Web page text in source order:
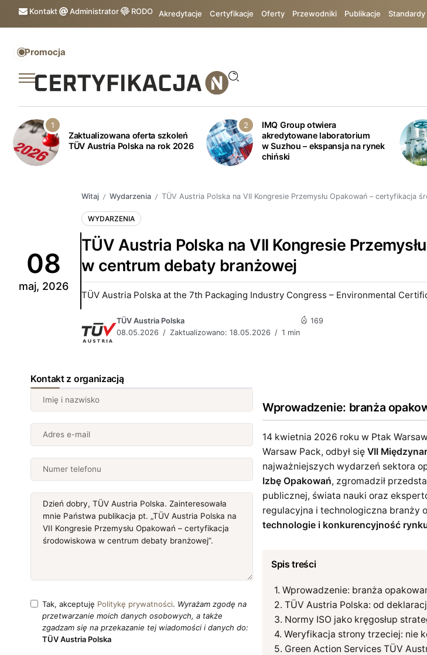
Kontakt Administrator RODO Akredytacje Certyfikacje Oferty Przewodniki Publikacje Standardy
Promocja
Zaktualizowana oferta szkoleń
TÜV Austria Polska na rok 2026
IMQ Group otwiera
akredytowane laboratorium
w Suzhou – ekspansja na rynek
chiński
08
maj, 2026
Witaj / Wydarzenia / TÜV Austria Polska na VII Kongresie Przemysłu Opakowań – certyfikacja
WYDARZENIA
TÜV Austria Polska na VII Kongresie
w centrum debaty branżowej
TÜV Austria Polska at the 7th Packaging Industry Congress – Environmental
TÜV Austria Polska
08.05.2026
Zaktualizowano: 18.05.2026 1 min
169
Wprowadzenie: branża
14 kwietnia 2026 roku w Ptak
Warsaw Pack, odbył się VII
najważniejszych wydarzeń sektora
Izbę Opakowań, zgromadził
publicznej, świata nauki oraz
regulacyjna i technologiczna branży
technologie i konkurencyjność
Spis treści
Wprowadzenie: branża
TÜV Austria Polska: od
Normy ISO jako kręgosłup
Weryfikacja strony trzeciej: nie
Green Action Services TÜV
Kontakt z organizacją
Tak, akceptuję Politykę prywatności. Wyrażam zgodę na
przetwarzanie moich danych osobowych, a także
zgadzam się na przekazanie tej wiadomości i danych do:
TÜV Austria Polska